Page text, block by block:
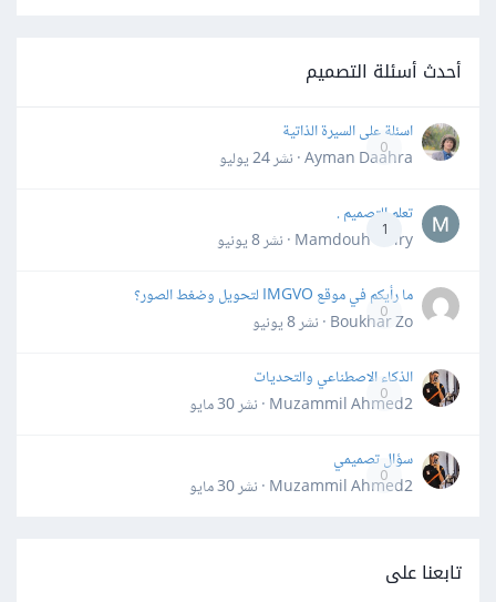
أحدث أسئلة التصميم
0
اسئلة على السيرة الذاتية
Ayman Daahra · نشر
24 يوليو
1
تعلم التصميم .
Mamdouh Khiry · نشر
8 يونيو
0
ما رأيكم في موقع IMGVO لتحويل وضغط الصور؟
Boukhar Zo · نشر
8 يونيو
0
الذكاء الاصطناعي والتحديات
Muzammil Ahmed2 · نشر
30 مايو
0
سؤال تصميمي
Muzammil Ahmed2 · نشر
30 مايو
تابعنا على